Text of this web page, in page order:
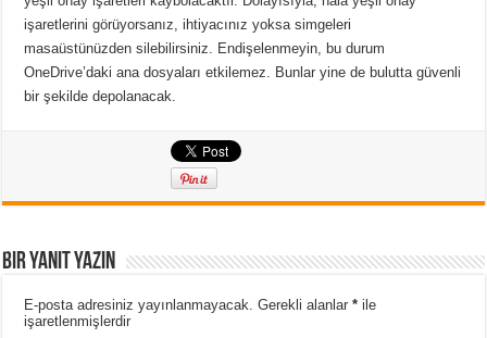
işaretlerini görüyorsanız, ihtiyacınız yoksa simgeleri
masaüstünüzden silebilirsiniz.
Endişelenmeyin, bu durum
OneDrive’daki ana dosyaları etkilemez.
Bunlar yine de bulutta güvenli
bir şekilde depolanacak.
Bir yanıt yazın
E-posta adresiniz yayınlanmayacak. Gerekli alanlar* ile
işaretlenmişlerdir